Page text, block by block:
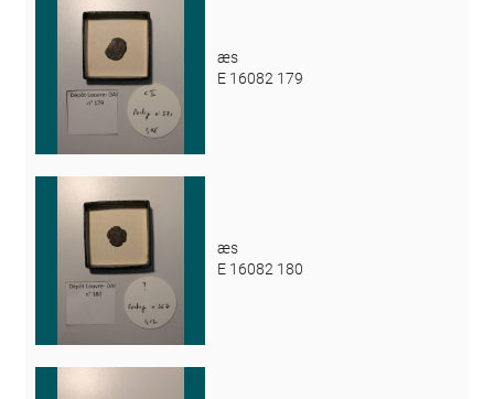
æs
E 16082 179
æs
E 16082 180